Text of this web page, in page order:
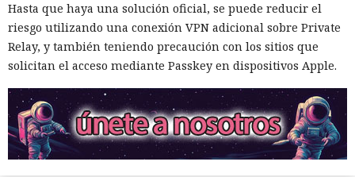
Hasta que haya una solución oficial, se puede reducir el
riesgo utilizando una conexión VPN adicional sobre Private
Relay, y también teniendo precaución con los sitios que
solicitan el acceso mediante Passkey en dispositivos Apple.